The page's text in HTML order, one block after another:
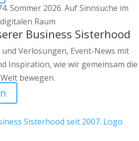
Business Sisterhood
Verlosungen, Event-News mit
Inspiration, wie wir gemeinsam die
Welt bewegen.